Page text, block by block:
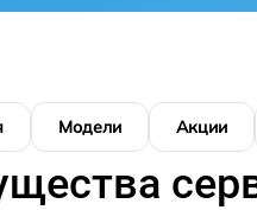
Модели Акции